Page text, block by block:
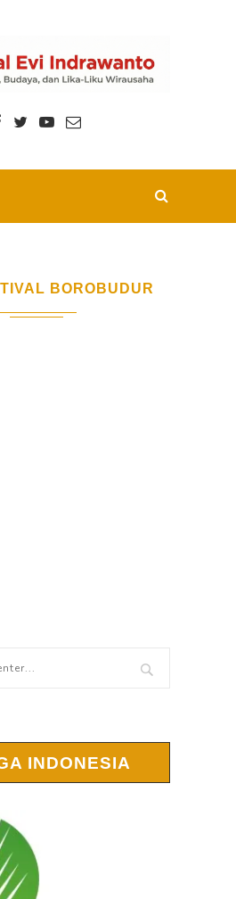
BOROBUDUR
INDONESIA